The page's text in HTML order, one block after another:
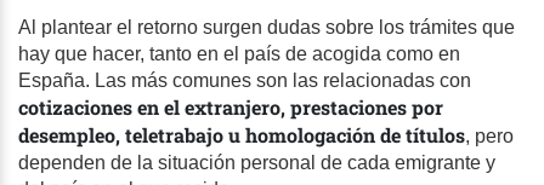
Al plantear el retorno surgen dudas sobre los trámites que
hay que hacer, tanto en el país de acogida como en
España. Las más comunes son las relacionadas con
cotizaciones en el extranjero, prestaciones por
desempleo, teletrabajo u homologación de títulos, pero
dependen de la situación personal de cada emigrante y